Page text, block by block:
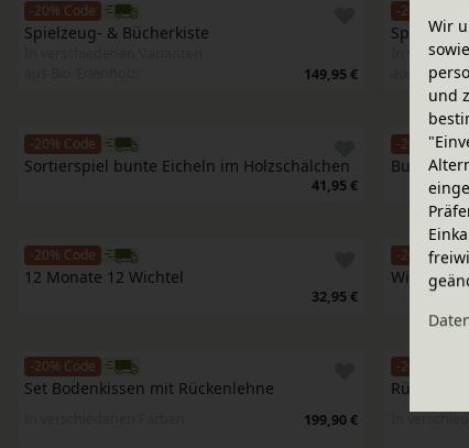
-20% Code
Spielzeug- & Bücherkiste
149,95 €
-20% Code
In
aus Bio-
-20% Code
Sortierspiel bunte Eicheln im Holzschälchen
41,95 €
-20% Code
Buntes
-20% Code
12 Monate 12 Wichtel
32,95 €
-20% Code
Wichtel
-20% Code
Set Bodenkissen mit Rückenlehne
199,90 €
-20% Code
Wir
und